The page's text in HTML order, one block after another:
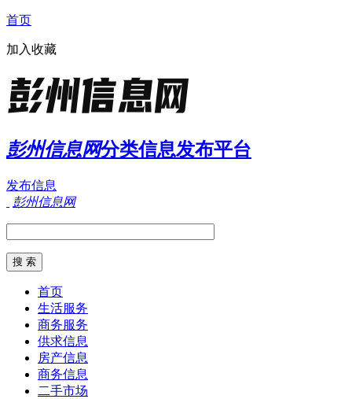
首页
加入收藏
彭州信息网分类信息发布平台
发布信息
彭州信息网
首页
生活服务
商务服务
供求信息
房产信息
商务信息
二手市场